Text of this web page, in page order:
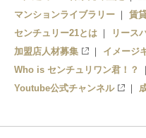
マンションライブラリー
賃
センチュリー21とは
リース
加盟店人材募集
イメージ
Who is センチュリワン君！？
Youtube公式チャンネル